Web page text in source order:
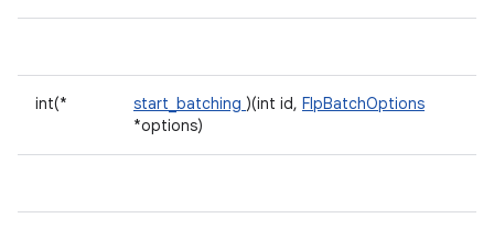
int(* start_batching )(int id, FlpBatchOptions
*options)